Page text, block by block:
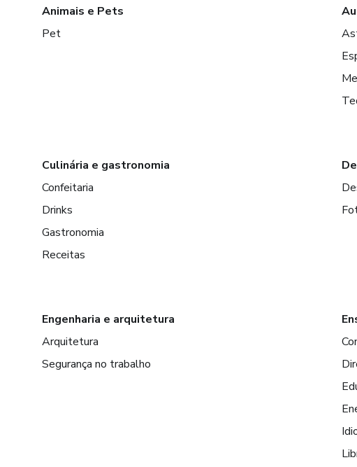
Animais e Pets
Pet
Culinária e gastronomia
Confeitaria
Drinks
Gastronomia
Receitas
Engenharia e arquitetura
Arquitetura
Segurança no trabalho